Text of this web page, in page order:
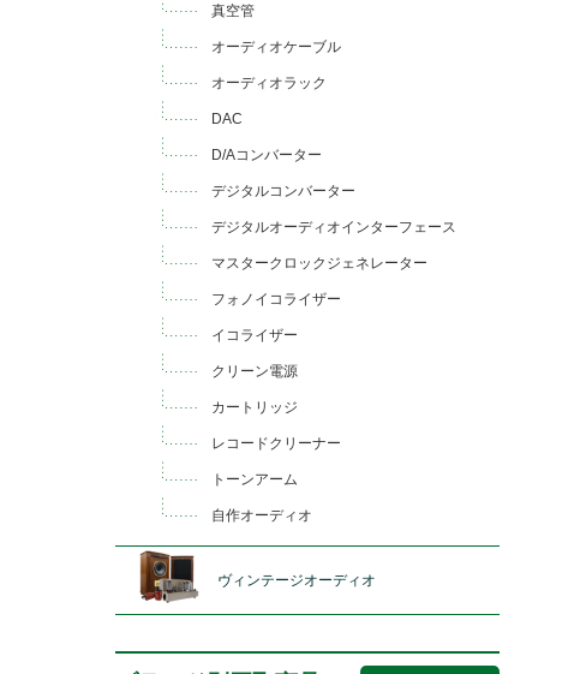
真空管
オーディオケーブル
オーディオラック
DAC
D/Aコンバーター
デジタルコンバーター
デジタルオーディオインターフェース
マスタークロックジェネレーター
フォノイコライザー
イコライザー
クリーン電源
カートリッジ
レコードクリーナー
トーンアーム
自作オーディオ
ヴィンテージオーディオ